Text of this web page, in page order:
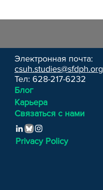
Электронная почта:
csuh.studies@sfdph.org
Тел: 628-217-6232
Карьера
Связаться с нами
Блог
Privacy Policy